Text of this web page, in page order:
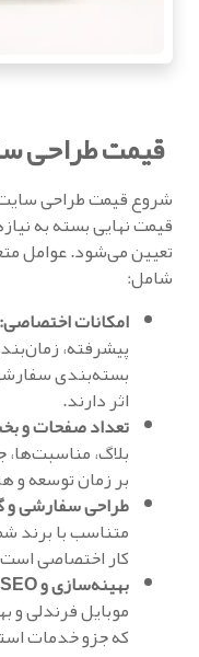
قیمت طراحی
شروع قیمت طراحی
قیمت نهایی بسته به
تعیین می‌شود. عوامل
شامل:
امکانات اختصاصی:
پیشرفته،
بسته‌بندی
اثر دارند.
تعداد صفحات و
بلاگ،
بر زمان توسعه و
طراحی سفارشی و
متناسب با برند
کار اختصاصی
بهینه‌سازی و SEO پایه:
موبایل فرندلی
که جزو خدمات